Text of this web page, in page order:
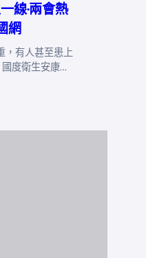
線·兩會熱
網
，有人甚至患上
度衛生安康…